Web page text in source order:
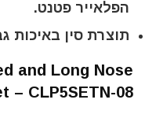
הפלאייר פטנט.
תוצרת סין באיכות
and Long Nose
– CLP5SETN-08